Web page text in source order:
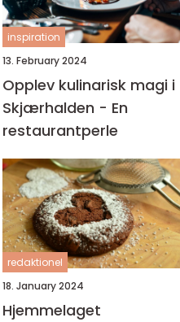
inspiration
13. February 2024
Opplev kulinarisk magi i
Skjærhalden - En
restaurantperle
redaktionel
18. January 2024
Hjemmelaget